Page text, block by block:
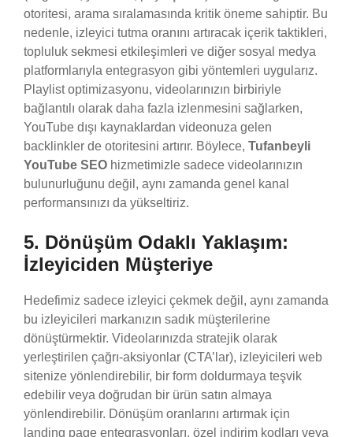
otoritesi, arama sıralamasında kritik öneme sahiptir. Bu
nedenle, izleyici tutma oranını artıracak içerik taktikleri,
topluluk sekmesi etkileşimleri ve diğer sosyal medya
platformlarıyla entegrasyon gibi yöntemleri uygularız.
Playlist optimizasyonu, videolarınızın birbiriyle
bağlantılı olarak daha fazla izlenmesini sağlarken,
YouTube dışı kaynaklardan videonuza gelen
backlinkler de otoritesini artırır. Böylece, Tufanbeyli
YouTube SEO hizmetimizle sadece videolarınızın
bulunurluğunu değil, aynı zamanda genel kanal
performansınızı da yükseltiriz.
5. Dönüşüm Odaklı Yaklaşım:
İzleyiciden Müşteriye
Hedefimiz sadece izleyici çekmek değil, aynı zamanda
bu izleyicileri markanızın sadık müşterilerine
dönüştürmektir. Videolarınızda stratejik olarak
yerleştirilen çağrı-aksiyonlar (CTA’lar), izleyicileri web
sitenize yönlendirebilir, bir form doldurmaya teşvik
edebilir veya doğrudan bir ürün satın almaya
yönlendirebilir. Dönüşüm oranlarını artırmak için
landing page entegrasyonları, özel indirim kodları veya